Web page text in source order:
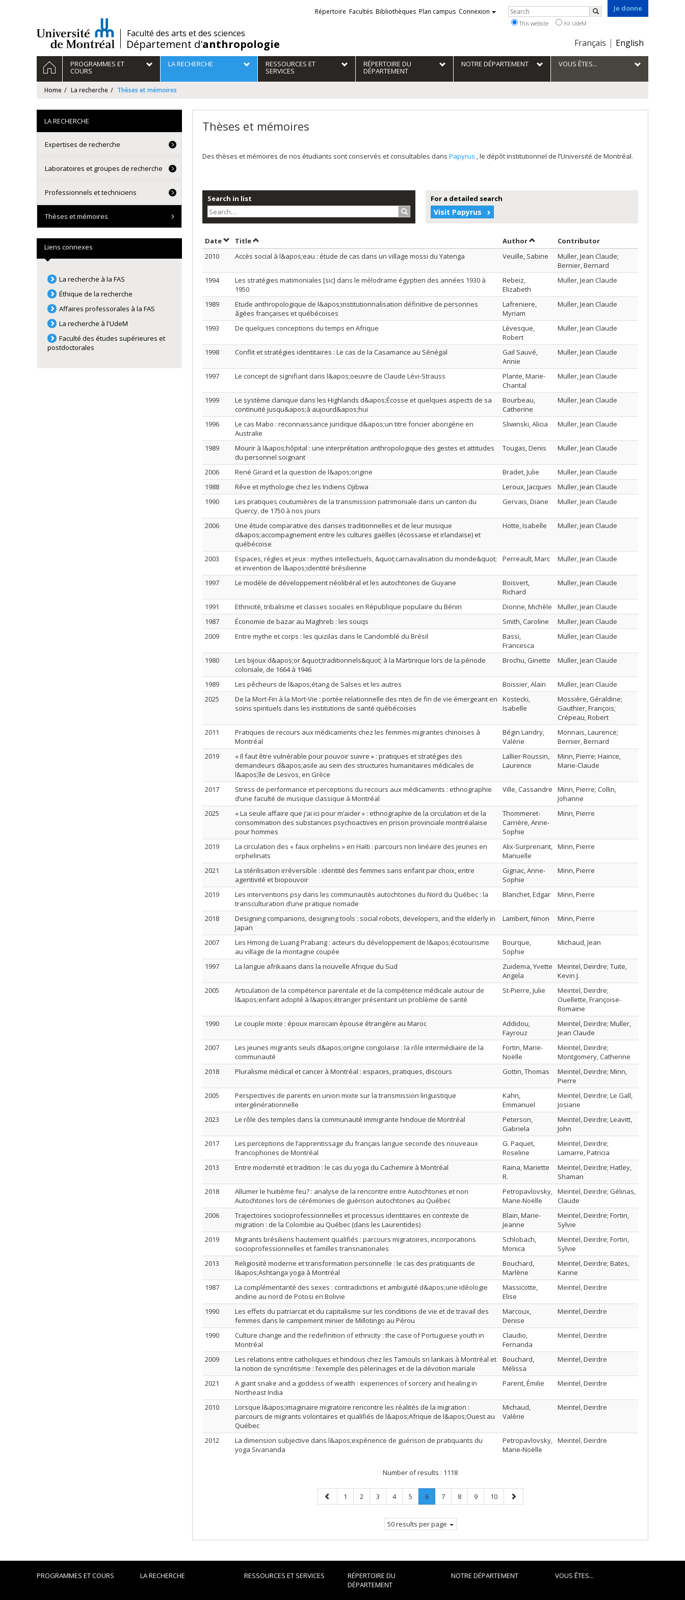
/Faculté des arts et des sciences
Département d'anthropologie
Je donne
Choix
la
langue
Français English
Liens
externes
Répertoire Facultés Bibliothèques Plan campus Connexion Rechercher
Search
This website All UdeM
Navigation
principale
HOMEPROGRAMMES ET
COURS
LA RECHERCHE RESSOURCES ET
SERVICES
RÉPERTOIRE DU
DÉPARTEMENT
NOTRE DÉPARTEMENT VOUS ÊTES...
Home La recherche Thèses et mémoires
Thèses et mémoires
Des thèses et mémoires de nos étudiants sont conservés et consultables dans Papyrus , le dépôt institutionnel de l’Université de Montréal.
Search in list
Search…
For a detailed search
Visit Papyrus
DateSort by date in descending order
TitleSort by title in descending order AuthorSort by author in descending order
Contributor
2010
Accès social à l&apos;eau : étude de cas dans un village mossi du Yatenga Veuille, Sabine
Muller, Jean Claude;
Bernier, Bernard
1994
Les stratégies matimoniales [sic] dans le mélodrame égyptien des années 1930 à
1950
Rebeiz,
Elizabeth
Muller, Jean Claude
1989
Etude anthropologique de l&apos;institutionnalisation définitive de personnes
âgées françaises et québécoises
Lafreniere,
Myriam
Muller, Jean Claude
1993 De quelques conceptions du temps en Afrique
Lévesque,
Robert
Muller, Jean Claude
1998 Conflit et stratégies identitaires : Le cas de la Casamance au Sénégal
Gail Sauvé,
Annie
Muller, Jean Claude
1997 Le concept de signifiant dans l&apos;oeuvre de Claude Lévi-Strauss
Plante, Marie-
Chantal
Muller, Jean Claude
1999
Le système clanique dans les Highlands d&apos;Écosse et quelques aspects de sa
continuité jusqu&apos;à aujourd&apos;hui
Bourbeau,
Catherine
Muller, Jean Claude
1996
Le cas Mabo : reconnaissance juridique d&apos;un titre foncier aborigène en
Australie
Sliwinski, Alicia Muller, Jean Claude
1989
Mourir à l&apos;hôpital : une interprétation anthropologique des gestes et attitudes
du personnel soignant
Tougas, Denis Muller, Jean Claude
2006 René Girard et la question de l&apos;origine Bradet, Julie
Muller, Jean Claude
1988
Rêve et mythologie chez les Indiens Ojibwa Leroux, Jacques
Muller, Jean Claude
1990
Les pratiques coutumières de la transmission patrimoniale dans un canton du
Quercy, de 1750 à nos jours
Gervais, Diane Muller, Jean Claude
2006
Une étude comparative des danses traditionnelles et de leur musique
d&apos;accompagnement entre les cultures gaëlles (écossaise et irlandaise) et
québécoise
Hotte, Isabelle Muller, Jean Claude
2003
Espaces, règles et jeux : mythes intellectuels, &quot;carnavalisation du monde&quot;
et invention de l&apos;identité brésilienne
Perreault, Marc Muller, Jean Claude
1997 Le modèle de développement néolibéral et les autochtones de Guyane
Boisvert,
Richard
Muller, Jean Claude
1991 Ethnicité, tribalisme et classes sociales en République populaire du Bénin Dionne, Michèle
Muller, Jean Claude
1987
Économie de bazar au Maghreb : les souqs Smith, Caroline
Muller, Jean Claude
2009
Entre mythe et corps : les quizilas dans le Candomblé du Brésil
Bassi,
Francesca
Muller, Jean Claude
1980
Les bijoux d&apos;or &quot;traditionnels&quot; à la Martinique lors de la période
coloniale, de 1664 à 1946
Brochu, Ginette Muller, Jean Claude
1989 Les pêcheurs de l&apos;étang de Salses et les autres Boissier, Alain
Muller, Jean Claude
2025
De la Mort-Fin à la Mort-Vie : portée relationnelle des rites de fin de vie émergeant en
soins spirituels dans les institutions de santé québécoises
Kostecki,
Isabelle
Mossière, Géraldine;
Gauthier, François;
Crépeau, Robert
2011
Pratiques de recours aux médicaments chez les femmes migrantes chinoises à
Montréal
Bégin Landry,
Valérie
Monnais, Laurence;
Bernier, Bernard
2019
« Il faut être vulnérable pour pouvoir suivre » : pratiques et stratégies des
demandeurs d&apos;asile au sein des structures humanitaires médicales de
l&apos;île de Lesvos, en Grèce
Lallier-Roussin,
Laurence
Minn, Pierre; Haince,
Marie-Claude
2017
Stress de performance et perceptions du recours aux médicaments : ethnographie
d’une faculté de musique classique à Montréal
Ville, Cassandre
Minn, Pierre; Collin,
Johanne
2025
« La seule affaire que j’ai ici pour m’aider » : ethnographie de la circulation et de la
consommation des substances psychoactives en prison provinciale montréalaise
pour hommes
Thommeret-
Carrière, Anne-
Sophie
Minn, Pierre
2019
La circulation des « faux orphelins » en Haïti : parcours non linéaire des jeunes en
orphelinats
Alix-Surprenant,
Manuelle
Minn, Pierre
2021
La stérilisation irréversible : identité des femmes sans enfant par choix, entre
agentivité et biopouvoir
Gignac, Anne-
Sophie
Minn, Pierre
2019
Les interventions psy dans les communautés autochtones du Nord du Québec : la
transculturation d’une pratique nomade
Blanchet, Edgar Minn, Pierre
2018
Designing companions, designing tools : social robots, developers, and the elderly in
Japan
Lambert, Ninon Minn, Pierre
2007
Les Hmong de Luang Prabang : acteurs du développement de l&apos;écotourisme
au village de la montagne coupée
Bourque,
Sophie
Michaud, Jean
1997 La langue afrikaans dans la nouvelle Afrique du Sud
Zuidema, Yvette
Angela
Meintel, Deirdre; Tuite,
Kevin J.
2005
Articulation de la compétence parentale et de la compétence médicale autour de
l&apos;enfant adopté à l&apos;étranger présentant un problème de santé
St-Pierre, Julie
Meintel, Deirdre;
Ouellette, Françoise-
Romaine
1990
Le couple mixte : époux marocain épouse étrangère au Maroc
Addidou,
Fayrouz
Meintel, Deirdre; Muller,
Jean Claude
2007
Les jeunes migrants seuls d&apos;origine congolaise : la rôle intermédiaire de la
communauté
Fortin, Marie-
Noëlle
Meintel, Deirdre;
Montgomery, Catherine
2018
Pluralisme médical et cancer à Montréal : espaces, pratiques, discours Gottin, Thomas
Meintel, Deirdre; Minn,
Pierre
2005
Perspectives de parents en union mixte sur la transmission linguistique
intergénérationnelle
Kahn,
Emmanuel
Meintel, Deirdre; Le Gall,
Josiane
2023
Le rôle des temples dans la communauté immigrante hindoue de Montréal
Peterson,
Gabriela
Meintel, Deirdre; Leavitt,
John
2017
Les perceptions de l’apprentissage du français langue seconde des nouveaux
francophones de Montréal
G. Paquet,
Roseline
Meintel, Deirdre;
Lamarre, Patricia
2013
Entre modernité et tradition : le cas du yoga du Cachemire à Montréal
Raina, Mariette
R.
Meintel, Deirdre; Hatley,
Shaman
2018
Allumer le huitième feu? : analyse de la rencontre entre Autochtones et non
Autochtones lors de cérémonies de guérison autochtones au Québec
Petropavlovsky,
Marie-Noëlle
Meintel, Deirdre; Gélinas,
Claude
2006
Trajectoires socioprofessionnelles et processus identitaires en contexte de
migration : de la Colombie au Québec (dans les Laurentides)
Blain, Marie-
Jeanne
Meintel, Deirdre; Fortin,
Sylvie
2019
Migrants brésiliens hautement qualifiés : parcours migratoires, incorporations
socioprofessionnelles et familles transnationales
Schlobach,
Monica
Meintel, Deirdre; Fortin,
Sylvie
2013
Religiosité moderne et transformation personnelle : le cas des pratiquants de
l&apos;Ashtanga yoga à Montréal
Bouchard,
Marlène
Meintel, Deirdre; Bates,
Karine
1987
La complémentarité des sexes : contradictions et ambigüité d&apos;une idéologie
andine au nord de Potosi en Bolivie
Massicotte,
Elise
Meintel, Deirdre
1990
Les effets du patriarcat et du capitalisme sur les conditions de vie et de travail des
femmes dans le campement minier de Millotingo au Pérou
Marcoux,
Denise
Meintel, Deirdre
1990
Culture change and the redefinition of ethnicity : the case of Portuguese youth in
Montréal
Claudio,
Fernanda
Meintel, Deirdre
2009
Les relations entre catholiques et hindous chez les Tamouls sri lankais à Montréal et
la notion de syncrétisme : l’exemple des pèlerinages et de la dévotion mariale
Bouchard,
Mélissa
Meintel, Deirdre
2021
A giant snake and a goddess of wealth : experiences of sorcery and healing in
Northeast India
Parent, Émilie Meintel, Deirdre
2010
Lorsque l&apos;imaginaire migratoire rencontre les réalités de la migration :
parcours de migrants volontaires et qualifiés de l&apos;Afrique de l&apos;Ouest au
Québec
Michaud,
Valérie
Meintel, Deirdre
2012
La dimension subjective dans l&apos;expérience de guérison de pratiquants du
yoga Sivananda
Petropavlovsky,
Marie-Noëlle
Meintel, Deirdre
Number of results : 1118
Previous
page
Page
1 Page
2 Page
3 Page
4 Page
5 Page
6.
Current
Page
7 Page
8 Page
9 Page
10
Next
page
50 results per page
LA RECHERCHE
Expertises de recherche
Laboratoires et groupes de recherche
Professionnels et techniciens
Thèses et mémoires
Liens connexes
La recherche à la FAS
Éthique de la recherche
Affaires professorales à la FAS
La recherche à l'UdeM
Faculté des études supérieures et
postdoctorales
PROGRAMMES ET COURS LA RECHERCHE RESSOURCES ET SERVICES
RÉPERTOIRE DU
DÉPARTEMENT
NOTRE DÉPARTEMENT VOUS ÊTES...